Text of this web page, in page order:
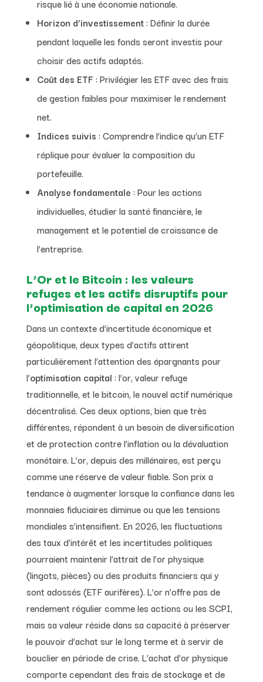
risque lié à une économie nationale.
Horizon d’investissement: Définir la durée
pendant laquelle les fonds seront investis pour
choisir des actifs adaptés.
Coût des ETF : Privilégier les ETF avec des frais
de gestion faibles pour maximiser le rendement
net.
Indices suivis : Comprendre l’indice qu’un ETF
réplique pour évaluer la composition du
portefeuille.
Analyse fondamentale : Pour les actions
individuelles, étudier la santé financière, le
management et le potentiel de croissance de
l’entreprise.
L’Or et le Bitcoin : les valeurs
refuges et les actifs disruptifs pour
l’optimisation de capital en 2026
Dans un contexte d’incertitude économique et
géopolitique, deux types d’actifs attirent
particulièrement l’attention des épargnants pour
l’optimisation capital : l’or, valeur refuge
traditionnelle, et le bitcoin, le nouvel actif numérique
décentralisé. Ces deux options, bien que très
différentes, répondent à un besoin de diversification
et de protection contre l’inflation ou la dévaluation
monétaire. L’or, depuis des millénaires, est perçu
comme une réserve de valeur fiable. Son prix a
tendance à augmenter lorsque la confiance dans les
monnaies fiduciaires diminue ou que les tensions
mondiales s’intensifient. En 2026, les fluctuations
des taux d’intérêt et les incertitudes politiques
pourraient maintenir l’attrait de l’or physique
(lingots, pièces) ou des produits financiers qui y
sont adossés (ETF aurifères). L’or n’offre pas de
rendement régulier comme les actions ou les SCPI,
mais sa valeur réside dans sa capacité à préserver
le pouvoir d’achat sur le long terme et à servir de
bouclier en période de crise. L’achat d’or physique
comporte cependant des frais de stockage et de